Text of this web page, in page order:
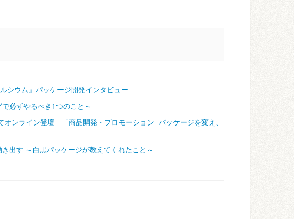
シウム』パッケージ開発インタビュー
必ずやるべき1つのこと～
ンライン登壇 「商品開発・プロモーション ‐パッケージを変え、
出す ～白黒パッケージが教えてくれたこと～